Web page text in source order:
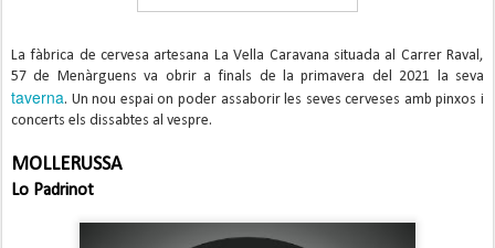
La fàbrica de cervesa artesana La Vella Caravana situada al Carrer Raval,
57 de Menàrguens va obrir a finals de la primavera del 2021 la seva
taverna. Un nou espai on poder assaborir les seves cerveses amb pinxos i
concerts els dissabtes al vespre.
MOLLERUSSA
Lo Padrinot